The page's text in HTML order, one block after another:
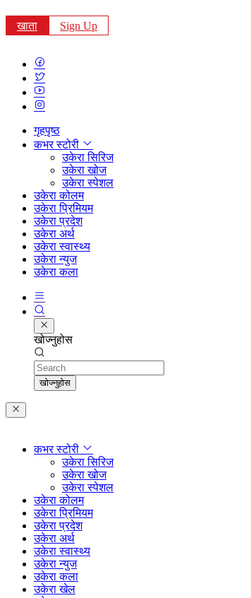
खाता Sign Up
गृहपृष्ठ
कभर स्टोरी
उकेरा सिरिज
उकेरा खोज
उकेरा स्पेशल
उकेरा कोलम
उकेरा प्रिमियम
उकेरा प्रदेश
उकेरा अर्थ
उकेरा स्वास्थ्य
उकेरा न्युज
उकेरा कला
खोज्नुहोस
Search
खोज्नुहोस
कभर स्टोरी
उकेरा सिरिज
उकेरा खोज
उकेरा स्पेशल
उकेरा कोलम
उकेरा प्रिमियम
उकेरा प्रदेश
उकेरा अर्थ
उकेरा स्वास्थ्य
उकेरा न्युज
उकेरा कला
उकेरा खेल